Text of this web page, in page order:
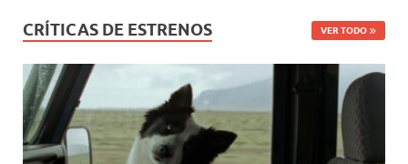
CRÍTICAS DE ESTRENOS VER TODO